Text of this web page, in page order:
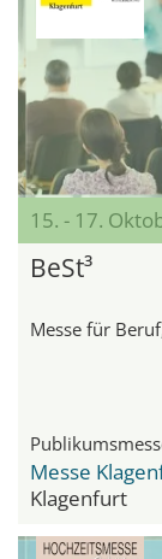
15. - 17.
BeSt³
Messe für
Messe
Klagenfurt